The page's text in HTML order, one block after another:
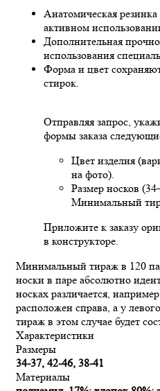
Анатомическая
активном
Дополнительная
использования
Форма и цвет
стирок.
Отправляя запрос,
формы заказа
Цвет изделия
на фото).
Размер носков
Минимальный
Приложите к заказу
в конструкторе.
Минимальный тираж в 120
носки в паре абсолютно
носках различается,
расположен справа, а у
тираж в этом случае будет
Характеристики
Размеры
34-37, 42-46, 38-41
Материалы